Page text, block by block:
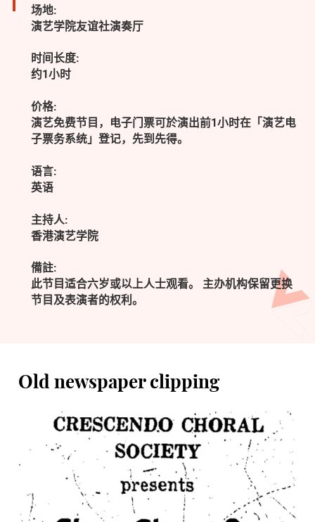
场地:
演艺学院友谊社演奏厅
时间长度:
约1小时
价格:
演艺免费节目，电子门票可於演出前1小时在「演艺电
子票务系统」登记，先到先得。
语言:
英语
主持人:
香港演艺学院
備註:
此节目适合六岁或以上人士观看。 主办机构保留更换
节目及表演者的权利。
Old newspaper clipping